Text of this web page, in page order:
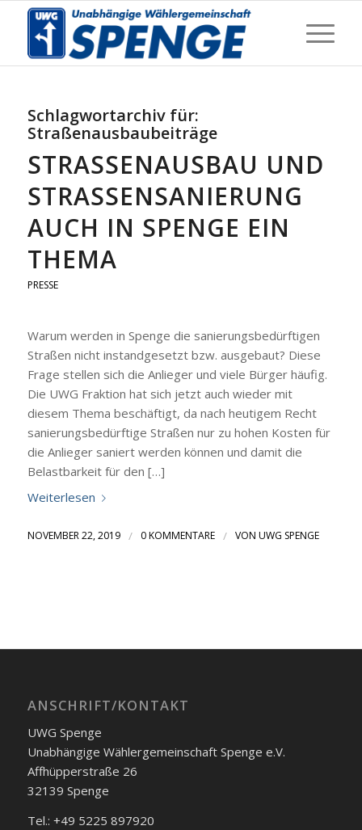
Schlagwortarchiv für:
Straßenausbaubeiträge
STRASSENAUSBAU UND S
TRASSENSANIERUNG AU
CH IN SPENGE EIN TH
EMA
PRESSE
Warum werden in Spenge die sanierungsbedürftigen
Straßen nicht instandgesetzt bzw. ausgebaut? Diese
Frage stellen sich die Anlieger und viele Bürger häufig.
Die UWG Fraktion hat sich jetzt auch wieder mit
diesem Thema beschäftigt, da nach heutigem Recht
sanierungsbedürftige Straßen nur zu hohen Kosten für
die Anlieger saniert werden können und damit die
Belastbarkeit für den […]
Weiterlesen
NOVEMBER 22, 2019 / 0 KOMMENTARE / VON UWG SPENGE
ANSCHRIFT/KONTAKT
UWG Spenge
Unabhängige Wählergemeinschaft Spenge e.V.
Affhüpperstraße 26
32139 Spenge
Tel.: +49 5225 897920